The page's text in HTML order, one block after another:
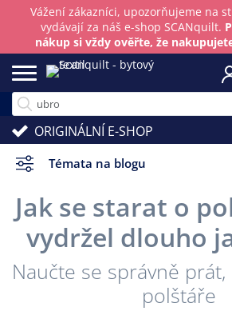
Vážení zákazníci, upozorňujeme na
vydávají za náš e-shop SCANquilt.
nákup si vždy ověřte, že
ORIGINÁLNÍ E-SHOP
Témata na blogu
Jak se starat o
vydržel dlouho
Naučte se správně
polštáře